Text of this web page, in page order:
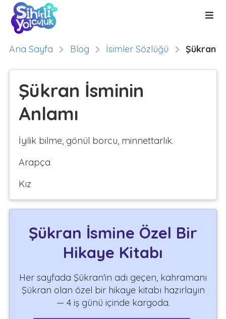
Ana Sayfa Blog İsimler Sözlüğü Şükran
Şükran İsminin
Anlamı
İyilik bilme, gönül borcu, minnettarlık.
Arapça
Kız
Şükran İsmine Özel Bir
Hikaye Kitabı
Her sayfada Şükran'in adı geçen, kahramanı
Şükran olan özel bir hikaye kitabı hazırlayın
— 4 iş günü içinde kargoda.